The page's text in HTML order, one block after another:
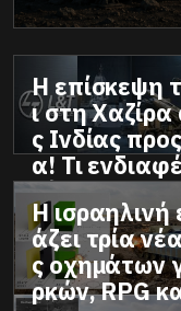
Η επίσκεψη
ι στη
ς Ινδίας
α! Τι
αίνει στην
τήσεις και
της Ελλάδας
Περισσότερα »
Η ισραηλινή
άζει τρία
ς οχημάτων
ρκών, RPG